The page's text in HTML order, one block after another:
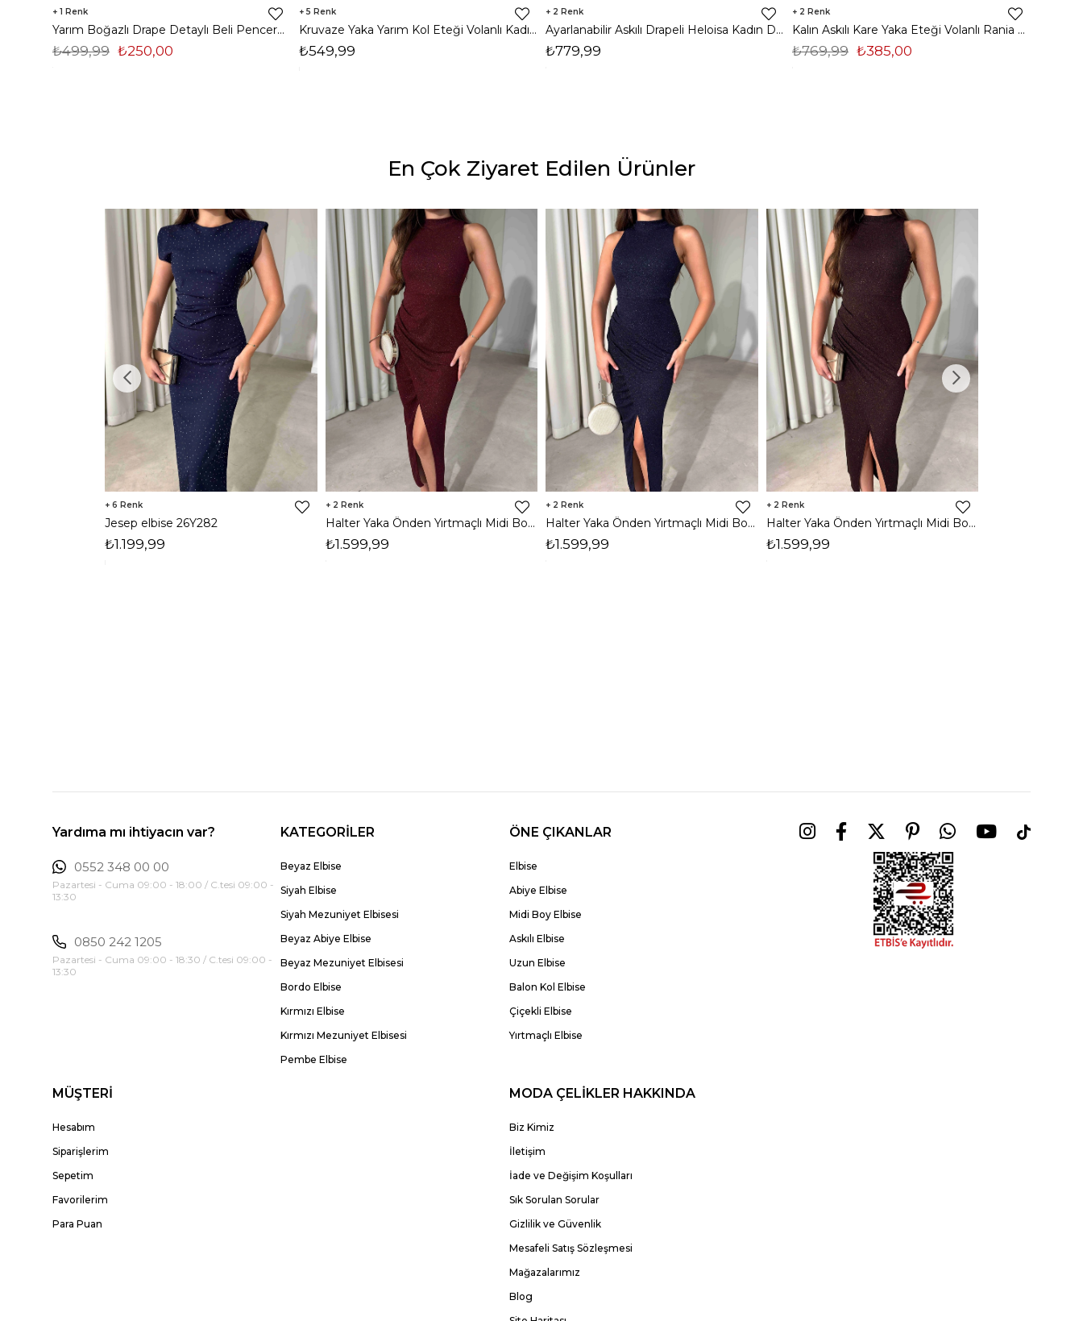
1
Yarım Boğazlı Drape Detaylı Beli Pencere Detaylı Andriel Kadın Füme Elbise 24k205
₺250,00
₺499,99
5
Kruvaze Yaka Yarım Kol Eteği Volanlı Kadın Siyah Saten Mini Elbise 24Y300
₺549,99
2
Ayarlanabilir Askılı Drapeli Heloisa Kadın Desenli Mavi Mini Elbise 23Y000506
₺779,99
2
Kalın Askılı Kare Yaka Eteği Volanlı Rania Kadın Mavi Mini Elbise 24Y373
₺385,00
₺769,99
En Çok Ziyaret Edilen Ürünler
6
Jesep elbise 26Y282
₺1.199,99
2
Halter Yaka Önden Yırtmaçlı Midi Boy Bordo Hasre Kadın Elbise 26Y502
₺1.599,99
2
Halter Yaka Önden Yırtmaçlı Midi Boy Lacivert Hasre Kadın Elbise 26Y502
₺1.599,99
2
Halter Yaka Önden Yırtmaçlı Midi Boy Kahverengi Hasre Kadın Elbise 26Y502
₺1.599,99
Yardıma mı ihtiyacın var?
0552 348 00 00
Pazartesi - Cuma 09:00 - 18:00 / C.tesi 09:00 -
13:30
0850 242 1205
Pazartesi - Cuma 09:00 - 18:30 / C.tesi 09:00 -
13:30
KATEGORİLER
Beyaz Elbise
Siyah Elbise
Siyah Mezuniyet Elbisesi
Beyaz Abiye Elbise
Beyaz Mezuniyet Elbisesi
Bordo Elbise
Kırmızı Elbise
Kırmızı Mezuniyet Elbisesi
Pembe Elbise
ÖNE ÇIKANLAR
Elbise
Abiye Elbise
Midi Boy Elbise
Askılı Elbise
Uzun Elbise
Balon Kol Elbise
Çiçekli Elbise
Yırtmaçlı Elbise
MÜŞTERİ
Hesabım
Siparişlerim
Sepetim
Favorilerim
Para Puan
MODA ÇELİKLER HAKKINDA
Biz Kimiz
İletişim
İade ve Değişim Koşulları
Sık Sorulan Sorular
Gizlilik ve Güvenlik
Mesafeli Satış Sözleşmesi
Mağazalarımız
Blog